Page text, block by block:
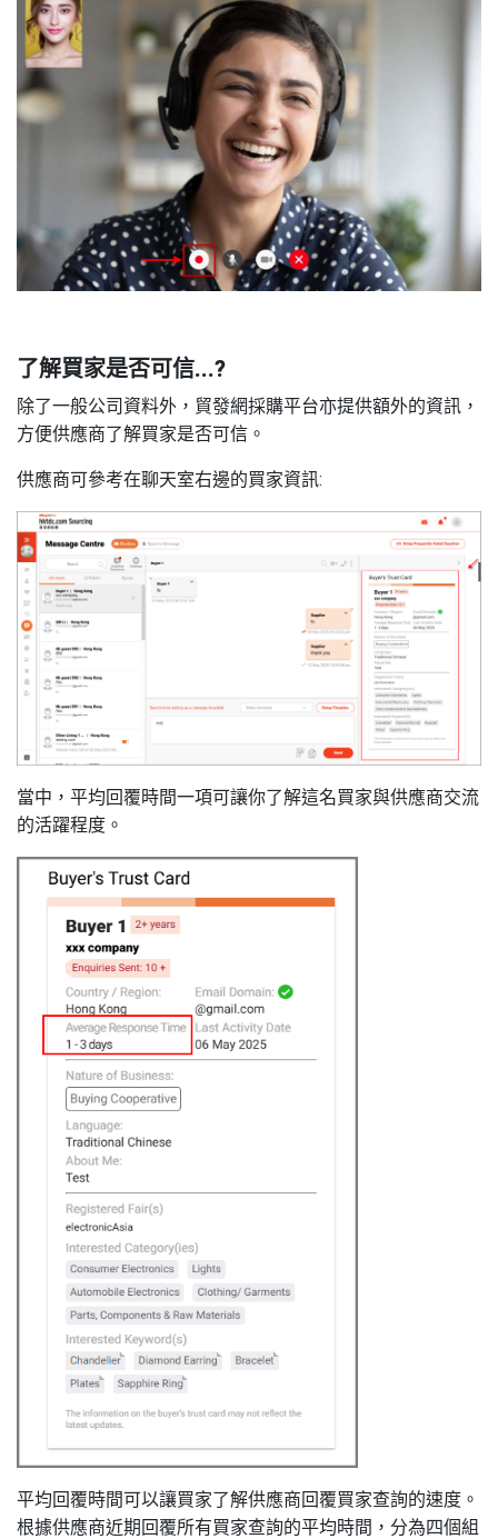
了解買家是否可信...?
除了一般公司資料外，貿發網採購平台亦提供額外的資訊，
方便供應商了解買家是否可信。
供應商可參考在聊天室右邊的買家資訊:
當中，平均回覆時間一項可讓你了解這名買家與供應商交流
的活躍程度。
平均回覆時間可以讓買家了解供應商回覆買家查詢的速度。
根據供應商近期回覆所有買家查詢的平均時間，分為四個組